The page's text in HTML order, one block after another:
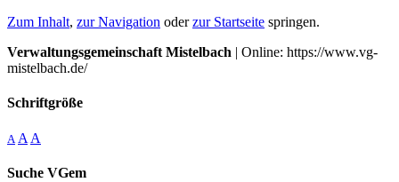
Zum Inhalt, zur Navigation oderzur Startseite springen.
Verwaltungsgemeinschaft Mistelbach | Online: https://www.vg-
mistelbach.de/
Schriftgröße
A A A
Suche VGem